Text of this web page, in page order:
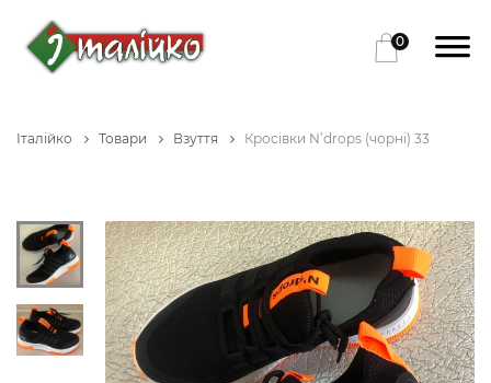
0
Італійко Товари Взуття Кросівки N’drops (чорні) 33